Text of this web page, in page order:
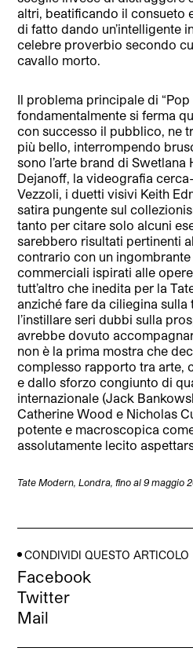
altri, beatificando il consueto
di fatto dando un’intelligente
celebre proverbio secondo
cavallo morto.
Il problema principale di “Pop
fondamentalmente si ferma
con successo il pubblico, ne
più bello, interrompendo
sono l’arte brand di Swetlana
Dejanoff, la videografia
Vezzoli, i duetti visivi Keith
satira pungente sul
tanto per citare solo alcuni
sarebbero risultati pertinenti
contrario con un
commerciali ispirati alle
tutt’altro che inedita per la
anziché fare da ciliegina sulla
l’instillare seri dubbi sulla
avrebbe dovuto
non è la prima mostra che
complesso rapporto tra arte,
e dallo sforzo congiunto di
internazionale (Jack
Catherine Wood e Nicholas
potente e macroscopica
assolutamente lecito
Tate Modern, Londra, fino al 9 maggio
CONDIVIDI QUESTO ARTICOLO
Facebook
Twitter
Mail